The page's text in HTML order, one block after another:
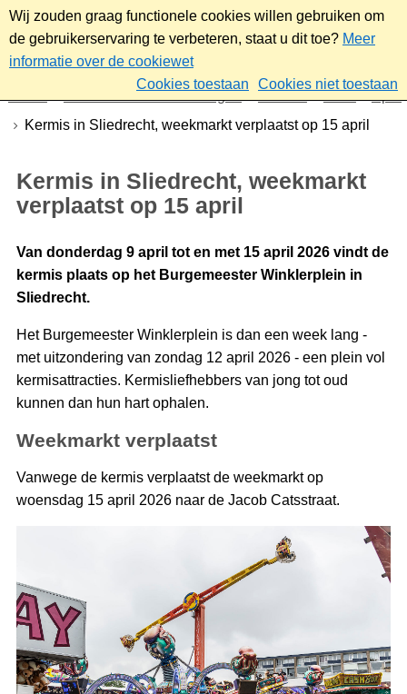
Wij zouden graag functionele cookies willen gebruiken om
de gebruikerservaring te verbeteren, staat u dit toe? Meer
informatie over de cookiewet
Cookies toestaan
Cookies niet toestaan
Nieuws & bekendmakingen Nieuws 2026
April
Kermis in Sliedrecht, weekmarkt verplaatst op 15 april
Kermis in Sliedrecht, weekmarkt
verplaatst op 15 april
Van donderdag 9 april tot en met 15 april 2026 vindt de
kermis plaats op het Burgemeester Winklerplein in
Sliedrecht.
Het Burgemeester Winklerplein is dan een week lang -
met uitzondering van zondag 12 april 2026 - een plein vol
kermisattracties. Kermisliefhebbers van jong tot oud
kunnen dan hun hart ophalen.
Weekmarkt verplaatst
Vanwege de kermis verplaatst de weekmarkt op
woensdag 15 april 2026 naar de Jacob Catsstraat.